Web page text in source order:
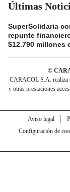
Últimas
SuperSolidaria
repunte
$12.790 millones
©
CARACOL S.A. realiza
y otras prestaciones
Aviso legal
Configuración de